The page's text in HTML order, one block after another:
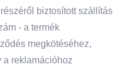
biztosított szállítás
- a termék
megkötéséhez,
a reklamációhoz